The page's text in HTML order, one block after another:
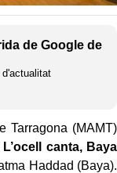
de Google de
Tarragona (MAMT)
L’ocell canta, Baya
Haddad (Baya).